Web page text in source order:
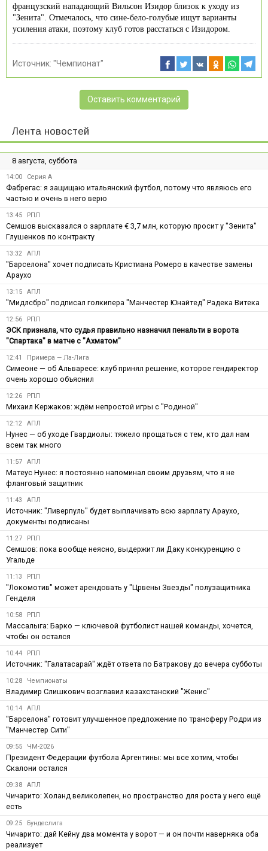
французский нападающий Вильсон Изидор близок к уходу из
"Зенита". Отмечалось, что сине-бело-голубые ищут варианты
усиления атаки, поэтому клуб готов расстаться с Изидором.
Источник: "Чемпионат"
Оставить комментарий
Лента новостей
8 августа, суббота
14:00 Серия А
Фабрегас: я защищаю итальянский футбол, потому что являюсь его
частью и очень в него верю
13:45 РПЛ
Семшов высказался о зарплате € 3,7 млн, которую просит у "Зенита"
Глушенков по контракту
13:32 АПЛ
"Барселона" хочет подписать Кристиана Ромеро в качестве замены
Араухо
13:15 АПЛ
"Мидлсбро" подписал голкипера "Манчестер Юнайтед" Радека Витека
12:56 РПЛ
ЭСК признала, что судья правильно назначил пенальти в ворота
"Спартака" в матче с "Ахматом"
12:41 Примера — Ла-Лига
Симеоне — об Альваресе: клуб принял решение, которое гендиректор
очень хорошо объяснил
12:26 РПЛ
Михаил Кержаков: ждём непростой игры с "Родиной"
12:12 АПЛ
Нунес — об уходе Гвардиолы: тяжело прощаться с тем, кто дал нам
всем так много
11:57 АПЛ
Матеус Нунес: я постоянно напоминал своим друзьям, что я не
фланговый защитник
11:43 АПЛ
Источник: "Ливерпуль" будет выплачивать всю зарплату Араухо,
документы подписаны
11:27 РПЛ
Семшов: пока вообще неясно, выдержит ли Даку конкуренцию с
Угальде
11:13 РПЛ
"Локомотив" может арендовать у "Црвены Звезды" полузащитника
Генделя
10:58 РПЛ
Массалыга: Барко — ключевой футболист нашей команды, хочется,
чтобы он остался
10:44 РПЛ
Источник: "Галатасарай" ждёт ответа по Батракову до вечера субботы
10:28 Чемпионаты
Владимир Слишкович возглавил казахстанский "Женис"
10:14 АПЛ
"Барселона" готовит улучшенное предложение по трансферу Родри из
"Манчестер Сити"
09:55 ЧМ-2026
Президент Федерации футбола Аргентины: мы все хотим, чтобы
Скалони остался
09:38 АПЛ
Чичарито: Холанд великолепен, но пространство для роста у него ещё
есть
09:25 Бундеслига
Чичарито: дай Кейну два момента у ворот — и он почти наверняка оба
реализует